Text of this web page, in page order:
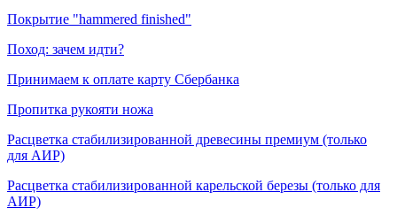
Покрытие "hammered finished"
Поход: зачем идти?
Принимаем к оплате карту Сбербанка
Пропитка рукояти ножа
Расцветка стабилизированной древесины премиум (только
для АИР)
Расцветка стабилизированной карельской березы (только для
АИР)